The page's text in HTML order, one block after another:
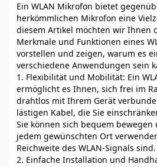
Ein WLAN Mikrofon bietet
herkömmlichen Mikrofon eine
diesem Artikel möchten wir Ihnen
Merkmale und Funktionen eines
vorstellen und zeigen, warum es
verschiedene Anwendungen sein
1. Flexibilität und Mobilität: Ein
ermöglicht es Ihnen, sich frei im
drahtlos mit Ihrem Gerät
lästigen Kabel, die Sie
Sie können sich bequem
jedem gewünschten Ort
Reichweite des WLAN-Signals sind.
2. Einfache Installation und